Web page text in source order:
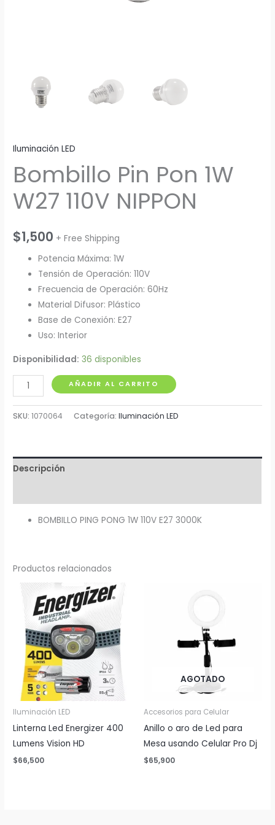
Iluminación LED
Bombillo Pin Pon 1W
W27 110V NIPPON
$1,500 + Free Shipping
Potencia Máxima: 1W
Tensión de Operación: 110V
Frecuencia de Operación: 60Hz
Material Difusor: Plástico
Base de Conexión: E27
Uso: Interior
Disponibilidad: 36 disponibles
Bombillo
Pin
Pon
110V
NIPPON
AÑADIR AL CARRITO
SKU:1070064 Categoría:Iluminación LED
Descripción
BOMBILLO PING PONG 1W 110V E27 3000K
Productos relacionados
Iluminación LED
Linterna Led Energizer 400
Lumens Vision HD
$66,500
AGOTADO
Accesorios para Celular
Anillo o aro de Led para
Mesa usando Celular Pro Dj
$65,900